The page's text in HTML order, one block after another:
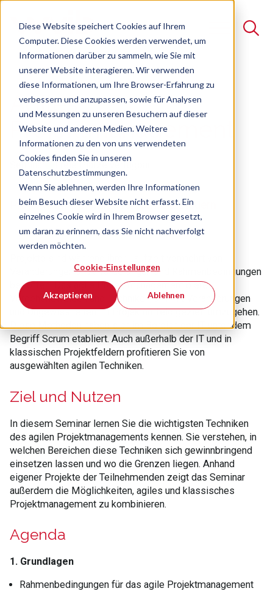
Diese Website speichert Cookies auf Ihrem
Computer. Diese Cookies werden verwendet, um
Informationen darüber zu sammeln, wie Sie mit
unserer Website interagieren. Wir verwenden
diese Informationen, um Ihre Browser-Erfahrung zu
verbessern und anzupassen, sowie für Analysen
und Messungen zu unseren Besuchern auf dieser
Website und anderen Medien. Weitere
Informationen zu den von uns verwendeten
Cookies finden Sie in unseren
Datenschutzbestimmungen.
Wenn Sie ablehnen, werden Ihre Informationen
beim Besuch dieser Website nicht erfasst. Ein
einzelnes Cookie wird in Ihrem Browser gesetzt,
um daran zu erinnern, dass Sie nicht nachverfolgt
werden möchten.
Cookie-Einstellungen
Akzeptieren Ablehnen
Suche
Es gibt keine Vorschläge, da das Suchfeld leer ist.
Agiles
Projektmanagement
Seminar Freie Plätze verfügbar
Projekte im dynamischen Umfeld steuern
Veränderungen an Anforderungen und Rahmenbedingungen
betroffen. Das agile Projektmanagement bietet
Vorgehensweisen und Techniken, um mit Veränderungen
und Ungewissheiten im Projektumfeld gezielt umzugehen.
Diese Methoden haben sich im Bereich der IT unter dem
Begriff Scrum etabliert. Auch außerhalb der IT und in
klassischen Projektfeldern profitieren Sie von
ausgewählten agilen Techniken.
Ziel und Nutzen
In diesem Seminar lernen Sie die wichtigsten Techniken
des agilen Projektmanagements kennen. Sie verstehen, in
welchen Bereichen diese Techniken sich gewinnbringend
einsetzen lassen und wo die Grenzen liegen. Anhand
eigener Projekte der Teilnehmenden zeigt das Seminar
außerdem die Möglichkeiten, agiles und klassisches
Projektmanagement zu kombinieren.
Agenda
1. Grundlagen
Rahmenbedingungen für das agile Projektmanagement